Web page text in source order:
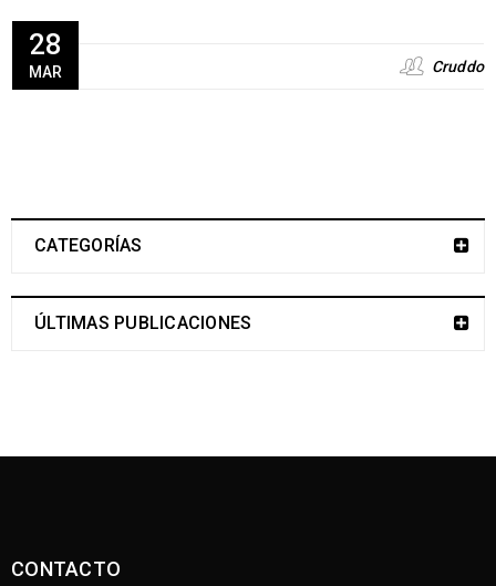
28
MAR Cruddo
CATEGORÍAS
ÚLTIMAS PUBLICACIONES
CONTACTO